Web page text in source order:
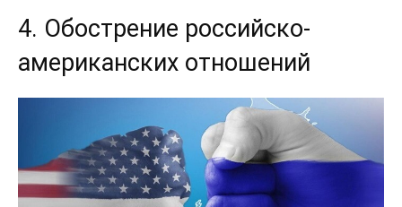
4. Обострение российско-
американских отношений